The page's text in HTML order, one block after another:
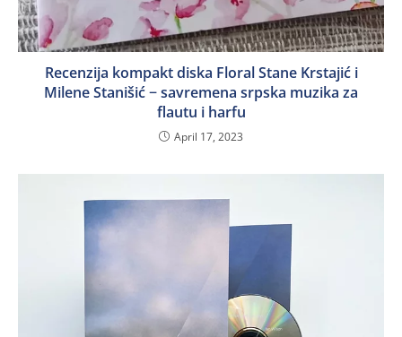
Recenzija kompakt diska Floral Stane Krstajić i
Milene Stanišić − savremena srpska muzika za
flautu i harfu
April 17, 2023